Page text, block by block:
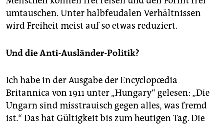
umtauschen. Unter halbfeudalen Verhältnissen
wird Freiheit meist auf so etwas reduziert.
Und die Anti-Ausländer-Politik?
Ich habe in der Ausgabe der Encyclopœdia
Britannica von 1911 unter „Hungary“ gelesen: „Die
Ungarn sind misstrauisch gegen alles, was fremd
ist.“ Das hat Gültigkeit bis zum heutigen Tag. Die